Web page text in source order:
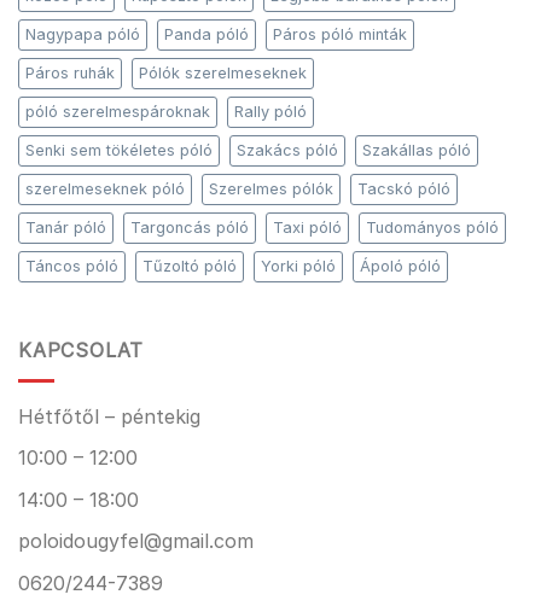
Nagypapa póló Panda póló Páros póló minták
Páros ruhák Pólók szerelmeseknek
póló szerelmespároknak Rally póló
Senki sem tökéletes póló Szakács póló Szakállas póló
szerelmeseknek póló Szerelmes pólók Tacskó póló
Tanár póló Targoncás póló Taxi póló Tudományos póló
Táncos póló Tűzoltó póló Yorki póló Ápoló póló
KAPCSOLAT
Hétfőtől – péntekig
10:00 – 12:00
14:00 – 18:00
poloidougyfel@gmail.com
0620/244-7389